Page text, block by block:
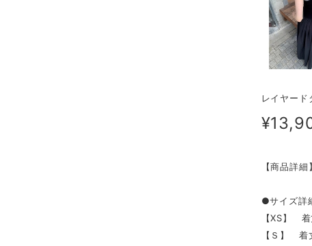
レイヤード
【商品詳細】
●サイズ詳
【XS】
【Ｓ】 着